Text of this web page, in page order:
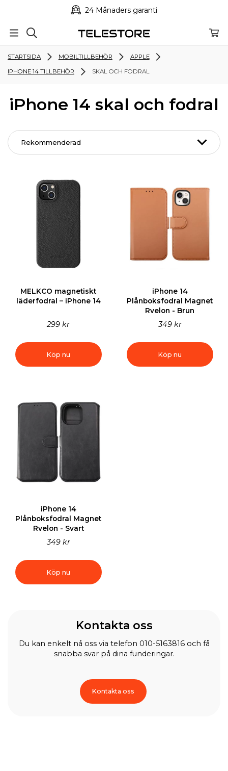
24 Månaders garanti
STARTSIDA MOBILTILLBEHÖR APPLE
IPHONE 14 TILLBEHÖR SKAL OCH FODRAL
iPhone 14 skal och fodral
MELKCO magnetiskt
läderfodral – iPhone 14
299 kr
Köp nu
iPhone 14
Plånboksfodral Magnet
Rvelon - Brun
349 kr
Köp nu
iPhone 14
Plånboksfodral Magnet
Rvelon - Svart
349 kr
Köp nu
Kontakta oss
Du kan enkelt nå oss via telefon 010-5163816 och få
snabba svar på dina funderingar.
Kontakta oss